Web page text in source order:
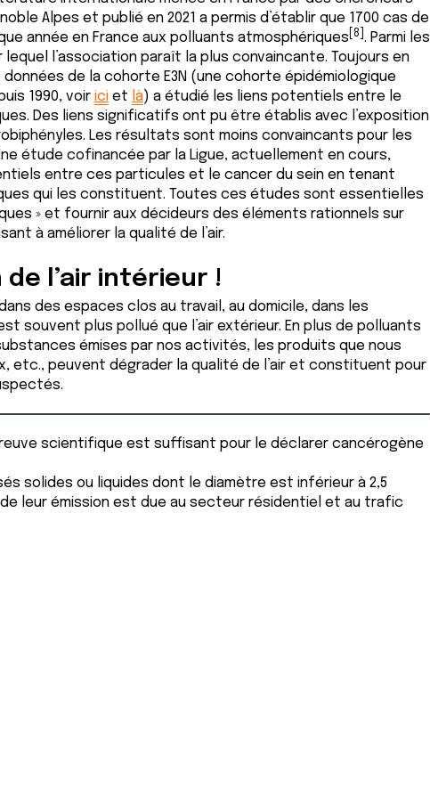
Alpes et publié en 2021 a permis d’établir que 1700 cas de
année en France aux polluants atmosphériques [8] . Parmi les
l’association paraît la plus convaincante. Toujours en
de la cohorte E3N (une cohorte épidémiologique
1990, voir iciet là) a étudié les liens potentiels entre le
Des liens significatifs ont pu être établis avec l’exposition
Les résultats sont moins convaincants pour les
étude cofinancée par la Ligue, actuellement en cours,
entre ces particules et le cancer du sein en tenant
qui les constituent. Toutes ces études sont essentielles
» et fournir aux décideurs des éléments rationnels sur
à améliorer la qualité de l’air.
l’air intérieur !
des espaces clos au travail, au domicile, dans les
souvent plus pollué que l’air extérieur. En plus de polluants
émises par nos activités, les produits que nous
etc., peuvent dégrader la qualité de l’air et constituent pour
scientifique est suffisant pour le déclarer cancérogène
solides ou liquides dont le diamètre est inférieur à 2,5
leur émission est due au secteur résidentiel et au trafic